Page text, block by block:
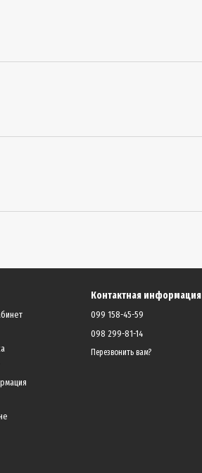
Контактная информация
099 158-45-59
098 299-81-14
Перезвонить вам?